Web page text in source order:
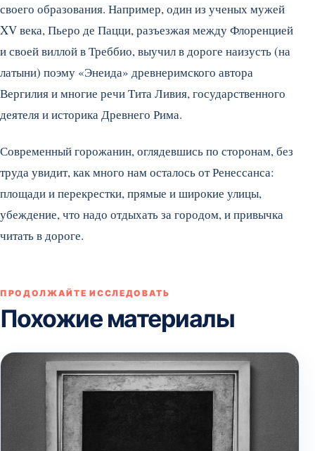
своего образования. Например, один из ученых мужей
XV века, Пьеро де Пацци, разъезжая между Флоренцией
и своей виллой в Треббио, выучил в дороге наизусть (на
латыни) поэму «Энеида» древнеримского автора
Вергилия и многие речи Тита Ливия, государственного
деятеля и историка Древнего Рима.
Современный горожанин, оглядевшись по сторонам, без
труда увидит, как много нам осталось от Ренессанса:
площади и перекрестки, прямые и широкие улицы,
убеждение, что надо отдыхать за городом, и привычка
читать в дороге.
ПРОДОЛЖАЙТЕ ИССЛЕДОВАТЬ
Похожие материалы